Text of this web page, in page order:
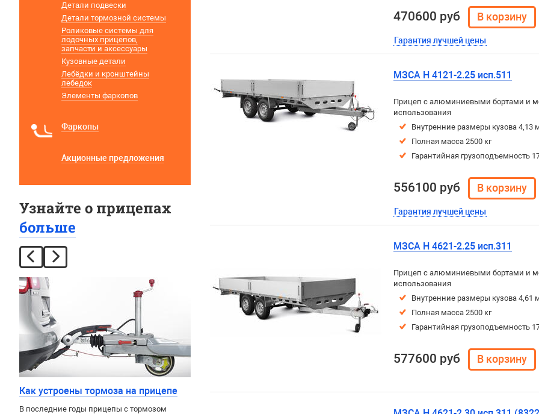
470600 руб
Гарантия лучшей цены
МЗСА H 4121-2.25 исп.511
Прицеп с алюминиевыми бортами и
использования
Внутренние размеры кузова 4,13
Полная масса 2500 кг
Гарантийная грузоподъемность
556100 руб
Гарантия лучшей цены
МЗСА H 4621-2.25 исп.311
Прицеп с алюминиевыми бортами и
использования
Внутренние размеры кузова 4,61
Полная масса 2500 кг
Гарантийная грузоподъемность
577600 руб
Детали подвески
Детали тормозной системы
Роликовые системы для
лодочных прицепов,
запчасти и аксессуары
Кузовные детали
Лебёдки и кронштейны
лебедок
Элементы фаркопов
Фаркопы
Акционные предложения
Узнайте о прицепах
больше
Как устроены тормоза на прицепе
В последние годы прицепы с тормозом